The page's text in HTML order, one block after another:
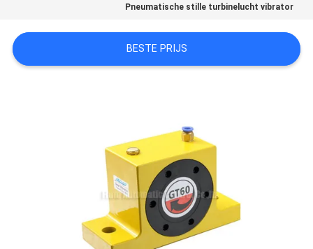
PRIVACY
Pneumatische stille turbinelucht vibrator
BESTE PRIJS